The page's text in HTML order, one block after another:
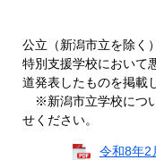
公立（新潟市立を除く
特別支援学校において
道発表したものを掲載
※新潟市立学校につ
せください。
令和8年2